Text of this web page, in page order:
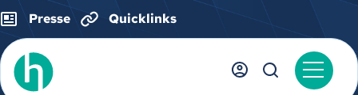
Presse Quicklinks